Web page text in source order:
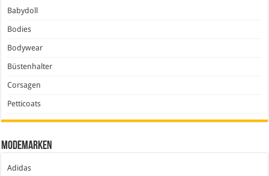
Babydoll
Bodies
Bodywear
Büstenhalter
Corsagen
Petticoats
Modemarken
Adidas